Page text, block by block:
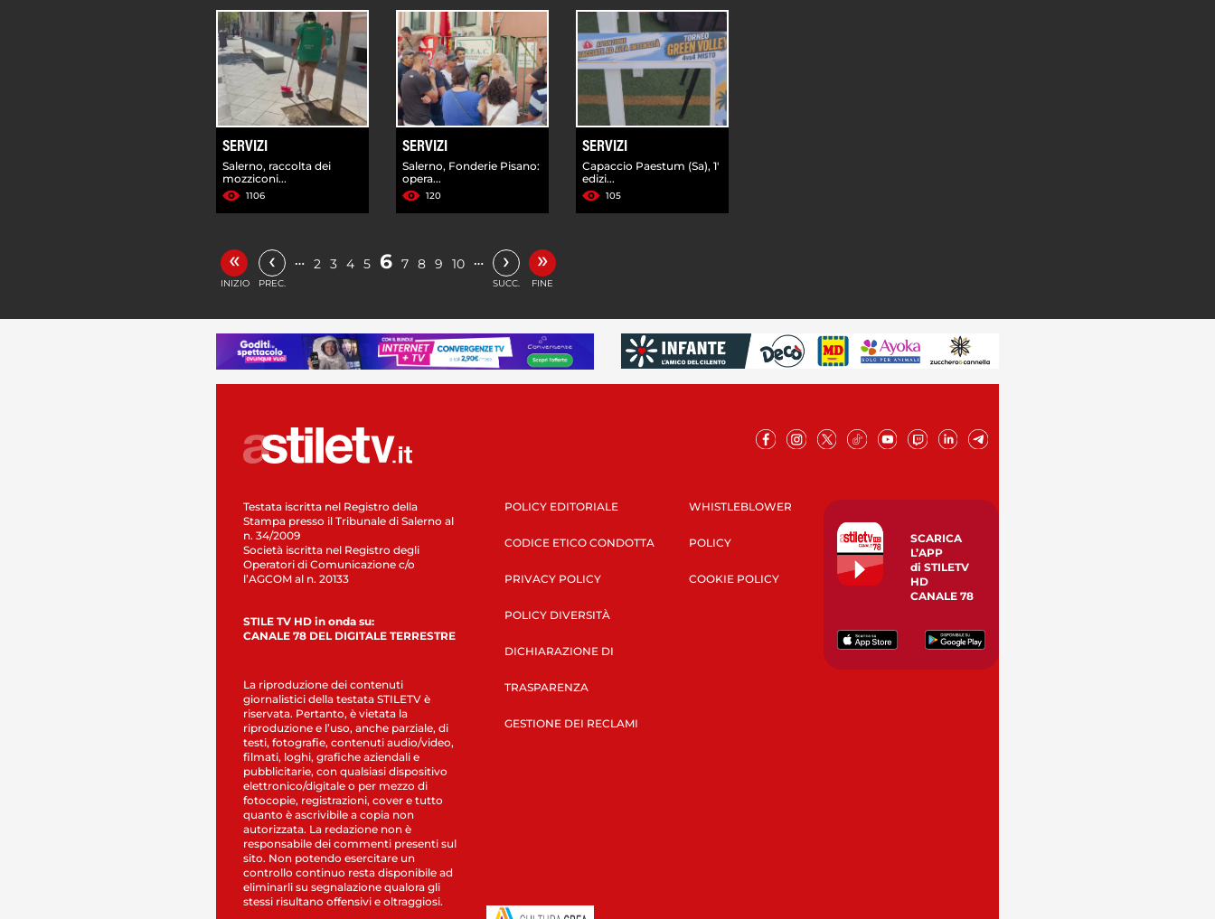
SERVIZI
Salerno, raccolta dei
mozziconi...
1106
SERVIZI
Salerno, Fonderie Pisano:
opera...
120
SERVIZI
Capaccio Paestum (Sa), 1'
edizi...
105
«
INIZIO
‹
PREC.
… 2 3 4 5 6 7 8 9 10 … ›
SUCC.
»
FINE
Testata iscritta nel Registro della
Stampa presso il Tribunale di Salerno al
n. 34/2009
Società iscritta nel Registro degli
Operatori di Comunicazione c/o
l’AGCOM al n. 20133
STILE TV HD in onda su:
CANALE 78 DEL DIGITALE TERRESTRE
La riproduzione dei contenuti
giornalistici della testata STILETV è
riservata. Pertanto, è vietata la
riproduzione e l’uso, anche parziale, di
testi, fotografie, contenuti audio/video,
filmati, loghi, grafiche aziendali e
pubblicitarie, con qualsiasi dispositivo
elettronico/digitale o per mezzo di
fotocopie, registrazioni, cover e tutto
quanto è ascrivibile a copia non
autorizzata. La redazione non è
responsabile dei commenti presenti sul
sito. Non potendo esercitare un
controllo continuo resta disponibile ad
eliminarli su segnalazione qualora gli
stessi risultano offensivi e oltraggiosi.
POLICY EDITORIALE
CODICE ETICO CONDOTTA
PRIVACY POLICY
POLICY DIVERSITÀ
DICHIARAZIONE DI
TRASPARENZA
GESTIONE DEI RECLAMI
WHISTLEBLOWER
POLICY
COOKIE POLICY
SCARICA
L’APP
di STILETV
HD
CANALE 78